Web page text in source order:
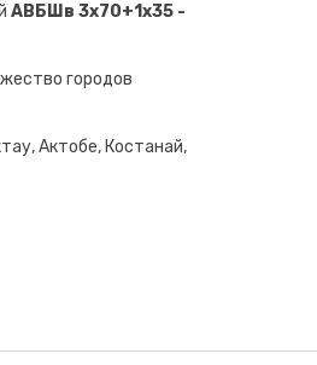
АВБШв 3х70+1х35 -
городов
Актобе, Костанай,